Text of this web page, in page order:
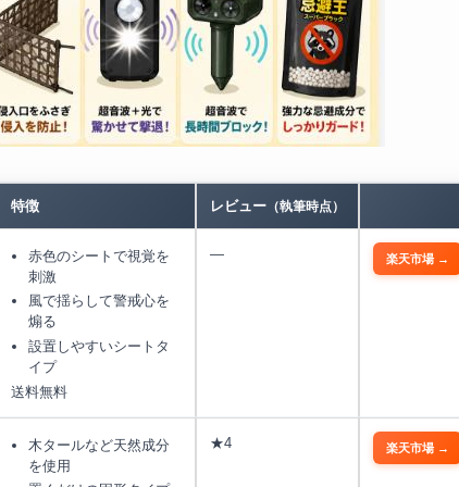
特徴 レビュー （執筆時点）
赤色のシートで視覚を
刺激
風で揺らして警戒心を
煽る
設置しやすいシートタ
イプ
送料無料
— 楽天市場 →
木タールなど天然成分
を使用
★4 楽天市場 →